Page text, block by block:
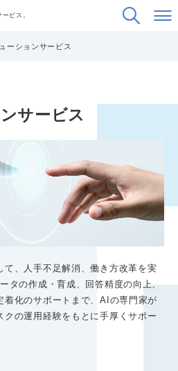
ビス。
ーションサービス
サービス
て、人手不足解消、働き方改革を実
タの作成・育成、回答精度の向上、
着化のサポートまで、AIの専門家が
クの運用経験をもとに手厚くサポー